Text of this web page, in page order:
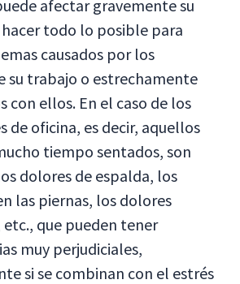
afectar gravemente su
todo lo posible para
causados por los
su trabajo o estrechamente
con ellos. En el caso de los
de oficina, es decir, aquellos
tiempo sentados, son
dolores de espalda, los
las piernas, los dolores
etc., que pueden tener
muy perjudiciales,
si se combinan con el estrés